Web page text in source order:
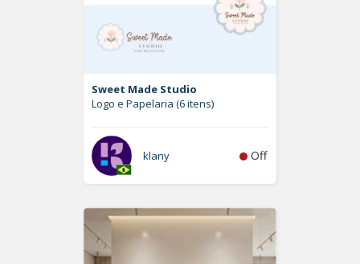
Sweet Made Studio
Logo e Papelaria (6 itens)
klany Off